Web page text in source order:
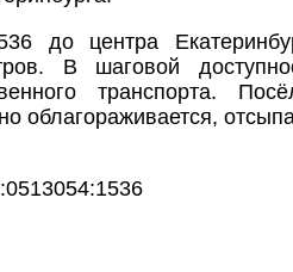
до центра
В шаговой
транспорта.
облагораживается,